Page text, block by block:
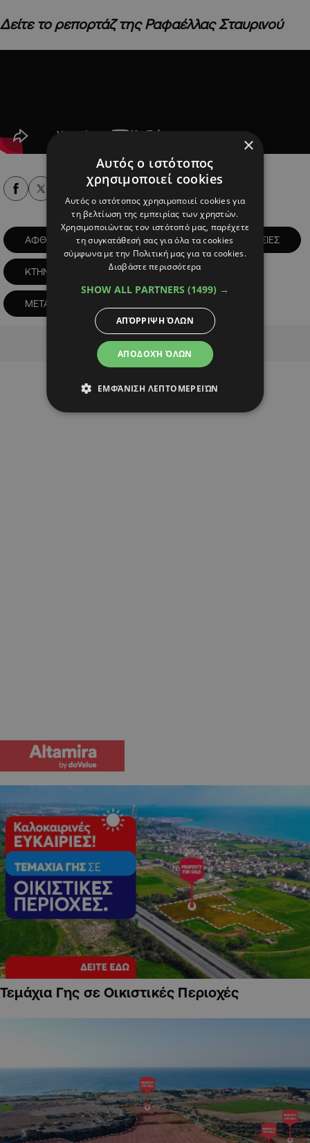
Δείτε το ρεπορτάζ της Ραφαέλλας Σταυρινού
ΑΦΘΩΔΗΣ ΠΥΡΕΤΟΣ ΚΤΗΝΙΑΤΡΙΚΕΣ ΥΠΗΡΕΣΙΕΣ
ΚΤΗΝΟΤΡΟΦΟΙ ΚΥΠΡΟΣ
ΜΕΤΑΦΟΡΑ ΖΩΩΝ
Advertisement
Τεμάχια Γης σε Οικιστικές Περιοχές
×
Αυτός ο ιστότοπος
χρησιμοποιεί cookies
Αυτός ο ιστότοπος χρησιμοποιεί cookies για
τη βελτίωση της εμπειρίας των χρηστών.
Χρησιμοποιώντας τον ιστότοπό μας, παρέχετε
τη συγκατάθεσή σας για όλα τα cookies
σύμφωνα με την Πολιτική μας για τα cookies.
Διαβάστε περισσότερα
SHOW ALL PARTNERS (1499) →
ΑΠΟΔΟΧΉ ΌΛΩΝ
ΑΠΌΡΡΙΨΗ ΌΛΩΝ
ΕΜΦΆΝΙΣΗ ΛΕΠΤΟΜΕΡΕΙΏΝ